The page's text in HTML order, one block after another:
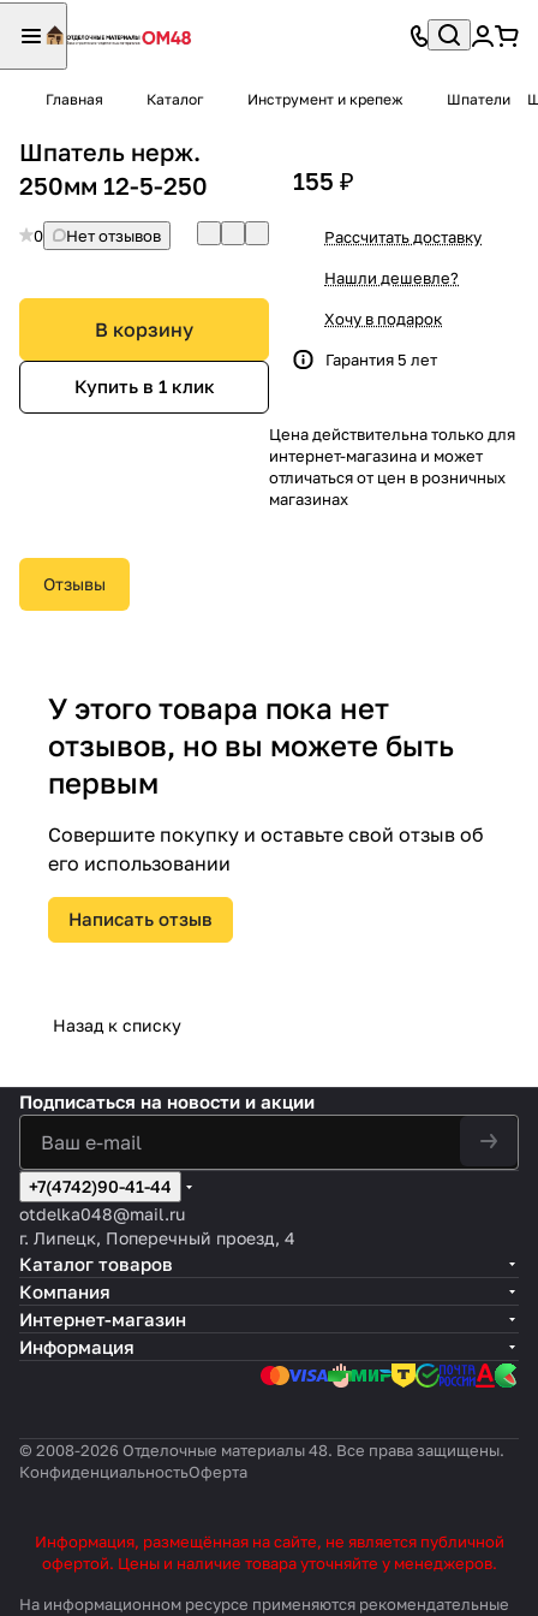
Главная Каталог Инструмент и крепеж Шпатели
Шпатель нерж.
250мм 12-5-250
0 Нет отзывов
В корзину
Купить в 1 клик
155 ₽
Рассчитать доставку
Нашли дешевле?
Хочу в подарок
Гарантия 5 лет
Цена действительна только для
интернет-магазина и может
отличаться от цен в розничных
магазинах
Отзывы
У этого товара пока нет
отзывов, но вы можете быть
первым
Совершите покупку и оставьте свой отзыв об
его использовании
Написать отзыв
Назад к списку
Подписаться на новости и акции
+7(4742)90-41-44
otdelka048@mail.ru
г. Липецк, Поперечный проезд, 4
Каталог товаров
Компания
Интернет-магазин
Информация
© 2008-2026 Отделочные материалы 48. Все права защищены.
КонфиденциальностьОферта
Информация, размещённая на сайте, не является публичной
офертой. Цены и наличие товара уточняйте у менеджеров.
На информационном ресурсе применяются рекомендательные